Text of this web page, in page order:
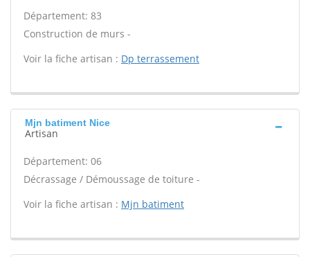
Département: 83
Construction de murs -
Voir la fiche artisan : Dp terrassement
Mjn batiment Nice
Artisan
Département: 06
Décrassage / Démoussage de toiture -
Voir la fiche artisan : Mjn batiment